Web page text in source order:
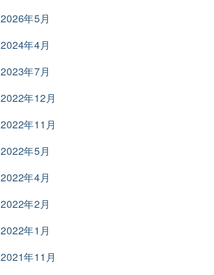
2026年5月
2024年4月
2023年7月
2022年12月
2022年11月
2022年5月
2022年4月
2022年2月
2022年1月
2021年11月